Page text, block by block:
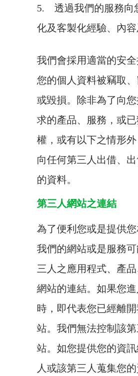
5. 透過我們的服務向
化及客製化經驗、內
我們會採用適當的安
您的個人資料被竊取
或毀損。除非為了向
求的產品、服務，或
權，或有以下之情形
向任何第三人出借、
的資料。
第三人網站之連結
為了便利您或是提供您
我們的網站或是服務
三人之應用程式、產
網站的連結。如果您
時，即代表您已經離
站。我們無法控制該
站。如您提供您的資
人或該第三人蒐集您